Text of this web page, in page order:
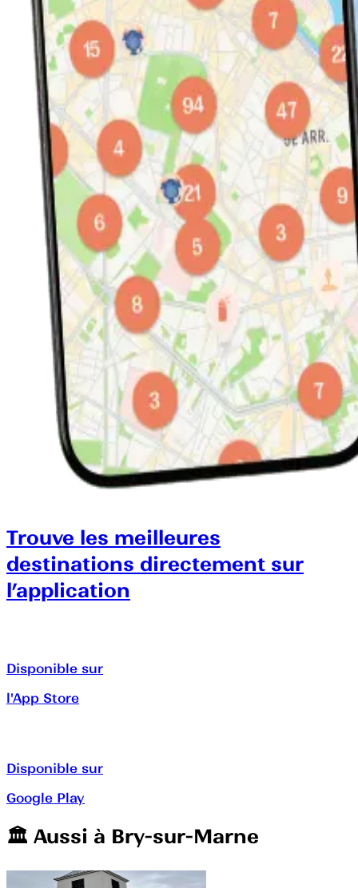
Trouve les meilleures
destinations directement sur
l’application
Disponible sur
l'App Store
Disponible sur
Google Play
🏛️️ Aussi à Bry-sur-Marne